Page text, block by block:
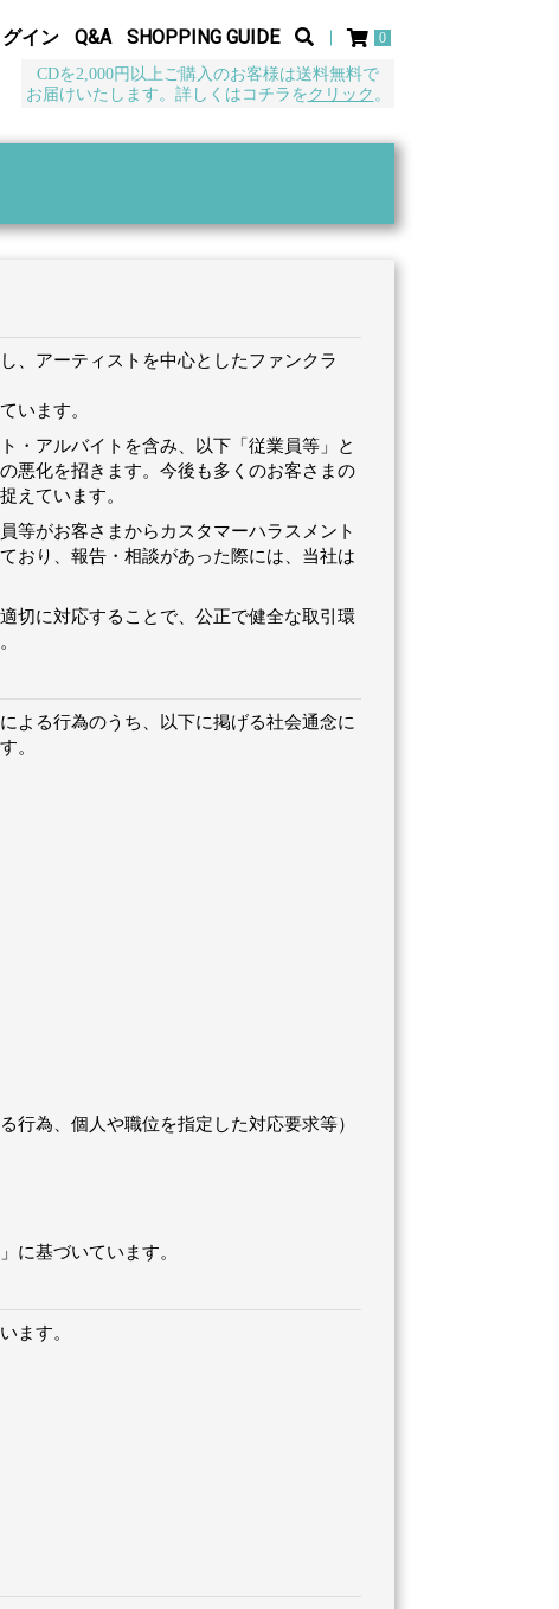
グイン Q&A SHOPPING GUIDE 0
CDを2,000円以上ご購入のお客様は送料無料で
お届けいたします。詳しくはコチラをクリック 。
、アーティストを中心としたファンクラ
います。
・アルバイトを含み、以下「従業員等」と
悪化を招きます。今後も多くのお客さまの
えています。
等がお客さまからカスタマーハラスメント
おり、報告・相談があった際には、当社は
切に対応することで、公正で健全な取引環
よる行為のうち、以下に掲げる社会通念に
。
行為、個人や職位を指定した対応要求等）
に基づいています。
ます。